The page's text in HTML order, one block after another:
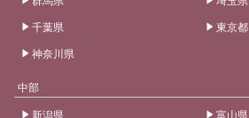
千葉県
東京都
神奈川県
中部
新潟県
富山県